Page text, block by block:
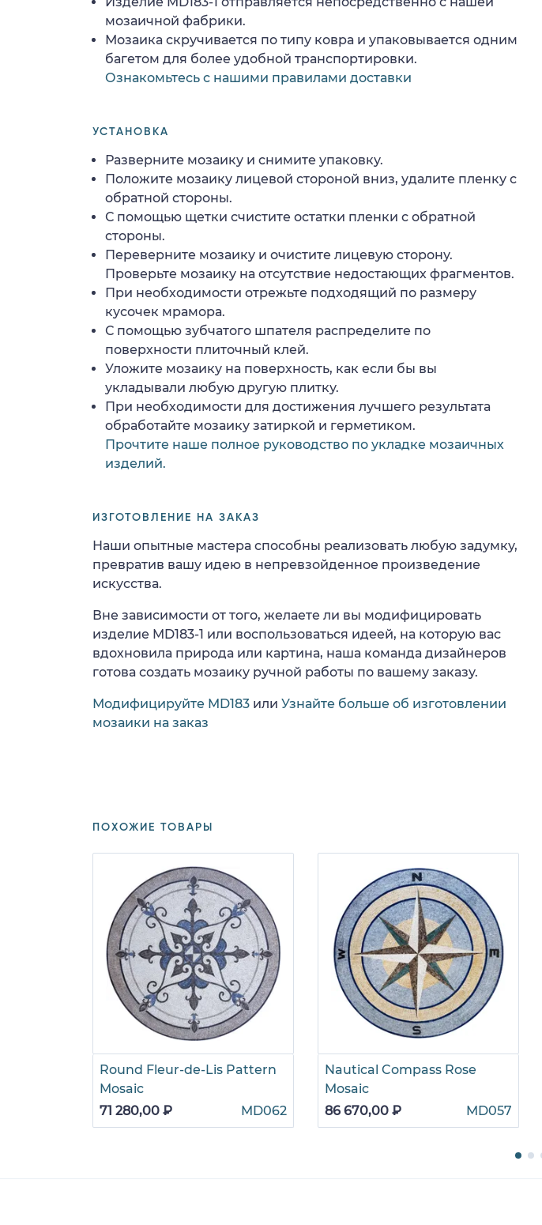
мозаичной фабрики.
Мозаика скручивается по типу ковра и упаковывается одним
багетом для более удобной транспортировки.
Ознакомьтесь с нашими правилами доставки
УСТАНОВКА
Разверните мозаику и снимите упаковку.
Положите мозаику лицевой стороной вниз, удалите пленку с
обратной стороны.
С помощью щетки счистите остатки пленки с обратной
стороны.
Переверните мозаику и очистите лицевую сторону.
Проверьте мозаику на отсутствие недостающих фрагментов.
При необходимости отрежьте подходящий по размеру
кусочек мрамора.
С помощью зубчатого шпателя распределите по
поверхности плиточный клей.
Уложите мозаику на поверхность, как если бы вы
укладывали любую другую плитку.
При необходимости для достижения лучшего результата
обработайте мозаику затиркой и герметиком.
Прочтите наше полное руководство по укладке мозаичных
изделий.
ИЗГОТОВЛЕНИЕ НА ЗАКАЗ
Наши опытные мастера способны реализовать любую задумку,
превратив вашу идею в непревзойденное произведение
искусства.
Вне зависимости от того, желаете ли вы модифицировать
изделие MD183-1 или воспользоваться идеей, на которую вас
вдохновила природа или картина, наша команда дизайнеров
готова создать мозаику ручной работы по вашему заказу.
Модифицируйте MD183 или Узнайте больше об изготовлении
мозаики на заказ
ПОХОЖИЕ ТОВАРЫ
Round Fleur-de-Lis Pattern
Mosaic
71 280,00 ₽
MD062
Nautical Compass Rose
Mosaic
86 670,00 ₽
MD057